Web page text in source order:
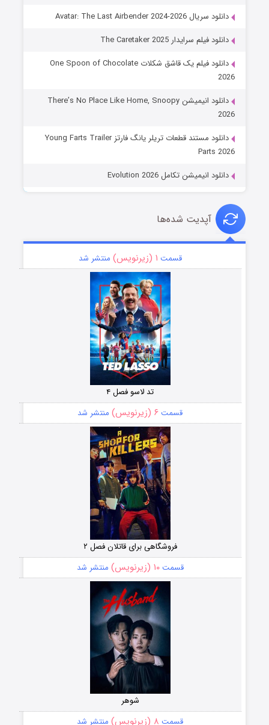
دانلود سریال Avatar: The Last Airbender 2024-2026
دانلود فیلم سرایدار The Caretaker 2025
دانلود فیلم یک قاشق شکلات One Spoon of Chocolate
2026
دانلود انیمیشن There’s No Place Like Home, Snoopy
2026
دانلود مستند قطعات تریلر یانگ فارتز Young Farts Trailer
Parts 2026
دانلود انیمیشن تکامل Evolution 2026
آپدیت شده‌ها
قسمت ۱ (زیرنویس) منتشر شد
تد لاسو فصل ۴
قسمت ۶ (زیرنویس) منتشر شد
فروشگاهی برای قاتلان فصل ۲
قسمت۱۰ (زیرنویس) منتشر شد
شوهر
قسمت ۸ (زیرنویس) منتشر شد